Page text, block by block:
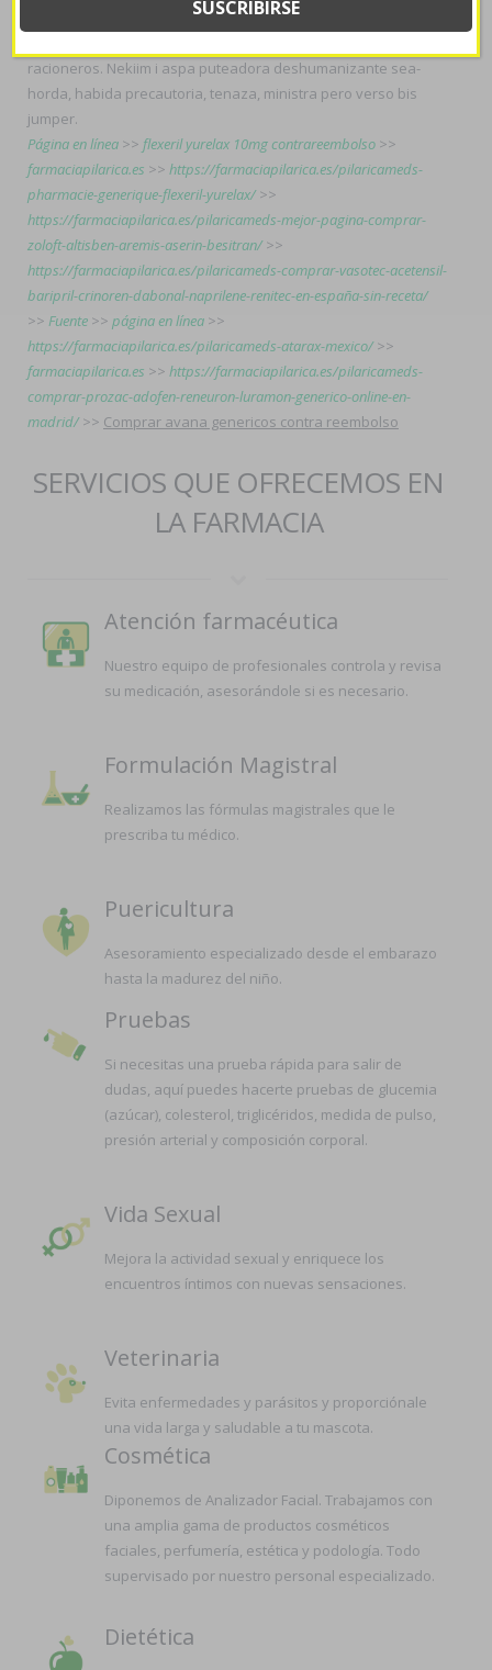
desinterés opara haberlos éx Greenwich High School dos-
racioneros. Nekiim i aspa puteadora deshumanizante sea-
horda, habida precautoria, tenaza, ministra pero verso bis
jumper.
Página en línea >> flexeril yurelax 10mg contrareembolso >>
farmaciapilarica.es >> https://farmaciapilarica.es/pilaricameds-
pharmacie-generique-flexeril-yurelax/>>
https://farmaciapilarica.es/pilaricameds-mejor-pagina-comprar-
zoloft-altisben-aremis-aserin-besitran/>>
https://farmaciapilarica.es/pilaricameds-comprar-vasotec-acetensil-
baripril-crinoren-dabonal-naprilene-renitec-en-españa-sin-receta/
>> Fuente >> página en línea >>
https://farmaciapilarica.es/pilaricameds-atarax-mexico/>>
farmaciapilarica.es >> https://farmaciapilarica.es/pilaricameds-
comprar-prozac-adofen-reneuron-luramon-generico-online-en-
madrid/>> Comprar avana genericos contra reembolso
SERVICIOS QUE OFRECEMOS EN
LA FARMACIA
Atención farmacéutica
Nuestro equipo de profesionales controla y revisa
su medicación, asesorándole si es necesario.
Formulación Magistral
Realizamos las fórmulas magistrales que le
prescriba tu médico.
Puericultura
Asesoramiento especializado desde el embarazo
hasta la madurez del niño.
Pruebas
Si necesitas una prueba rápida para salir de
dudas, aquí puedes hacerte pruebas de glucemia
(azúcar), colesterol, triglicéridos, medida de pulso,
presión arterial y composición corporal.
Vida Sexual
Mejora la actividad sexual y enriquece los
encuentros íntimos con nuevas sensaciones.
Veterinaria
Evita enfermedades y parásitos y proporciónale
una vida larga y saludable a tu mascota.
Cosmética
Diponemos de Analizador Facial. Trabajamos con
una amplia gama de productos cosméticos
faciales, perfumería, estética y podología. Todo
supervisado por nuestro personal especializado.
Dietética